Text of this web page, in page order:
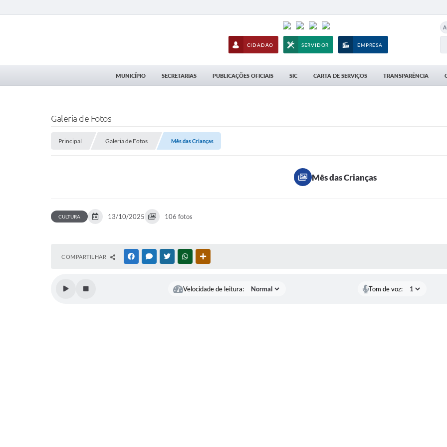
CIDADÃO SERVIDOR EMPRESA
MUNICÍPIO SECRETARIAS PUBLICAÇÕES OFICIAIS SIC CARTA DE SERVIÇOS TRANSPARÊNCIA
Galeria de Fotos
Principal Galeria de Fotos Mês das Crianças
Mês das Crianças
CULTURA 13/10/2025 106 fotos
COMPARTILHAR FACEBOOKMESSENGER
TWITTERWHATSAPP
Velocidade de leitura: Tom de voz: